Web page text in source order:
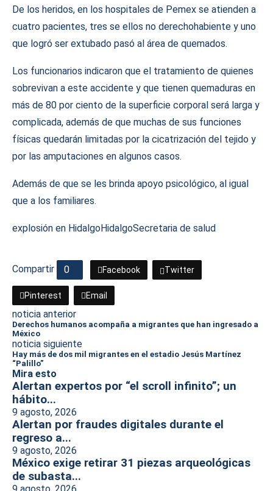
De los heridos, en los hospitales de Pemex se atienden a
cuatro pacientes, tres se ellos no derechohabiente y uno
que logró ser extubado pasó al área de quemados.
Los funcionarios indicaron que el tratamiento de quienes
sobrevivan a este accidente y que tienen quemaduras en
más de 80 por ciento de la superficie corporal será larga y
complicada, además de que muchas de sus funciones
físicas quedarán limitadas por la cicatrización del tejido y
por las amputaciones en algunos casos.
Además de que se les brinda apoyo psicológico, al igual
que a los familiares.
explosión en HidalgoHidalgoSecretaria de salud
Compartir 0 Facebook Twitter
Pinterest Email
noticia anterior
Derechos humanos acompaña a migrantes que han ingresado a
México
noticia siguiente
Hay más de dos mil migrantes en el estadio Jesús Martínez
“Palillo”
Mira esto
Alertan expertos por “el scroll infinito”; un
hábito...
9 agosto, 2026
Alertan por fraudes digitales durante el
regreso a...
9 agosto, 2026
México exige retirar 31 piezas arqueológicas
de subasta...